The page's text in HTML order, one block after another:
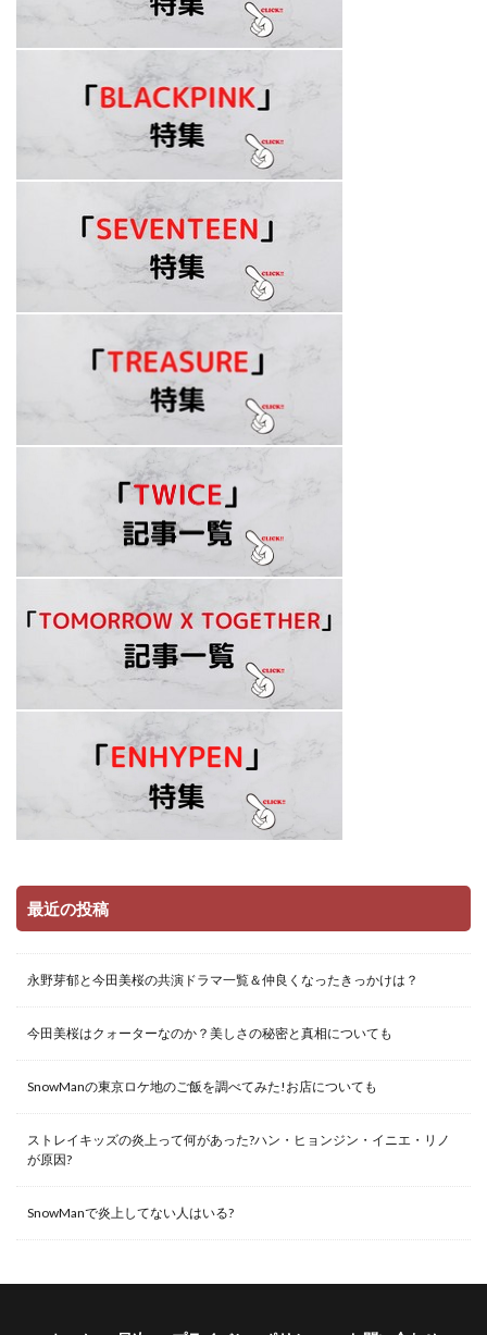
最近の投稿
永野芽郁と今田美桜の共演ドラマ一覧＆仲良くなったきっかけは？
今田美桜はクォーターなのか？美しさの秘密と真相についても
SnowManの東京ロケ地のご飯を調べてみた!お店についても
ストレイキッズの炎上って何があった?ハン・ヒョンジン・イニエ・リノ
が原因?
SnowManで炎上してない人はいる?